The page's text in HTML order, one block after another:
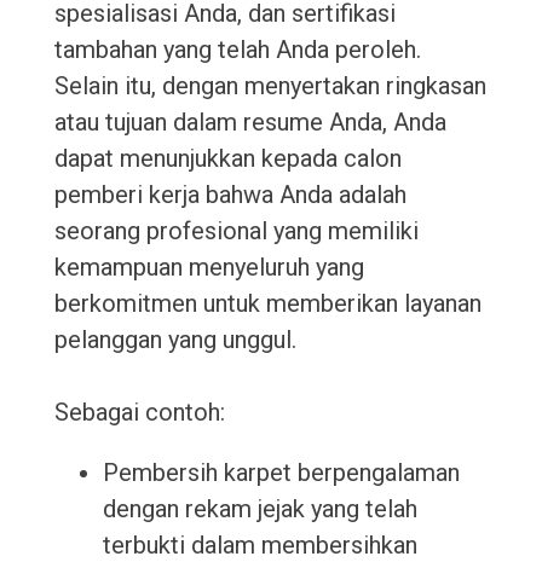
spesialisasi Anda, dan sertifikasi
tambahan yang telah Anda peroleh.
Selain itu, dengan menyertakan ringkasan
atau tujuan dalam resume Anda, Anda
dapat menunjukkan kepada calon
pemberi kerja bahwa Anda adalah
seorang profesional yang memiliki
kemampuan menyeluruh yang
berkomitmen untuk memberikan layanan
pelanggan yang unggul.
Sebagai contoh:
Pembersih karpet berpengalaman
dengan rekam jejak yang telah
terbukti dalam membersihkan